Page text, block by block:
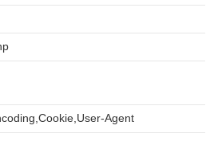
Agent